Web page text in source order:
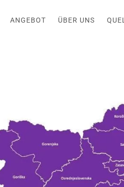
ANGEBOT ÜBER UNS